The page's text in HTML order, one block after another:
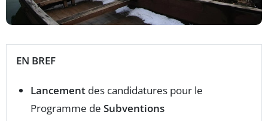
EN BREF
Lancement des candidatures pour le
Programme de Subventions